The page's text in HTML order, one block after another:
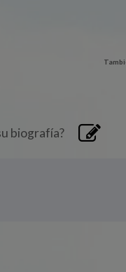
biografía?